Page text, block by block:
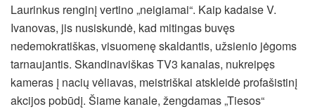
Laurinkus renginį vertino „neigiamai“. Kaip kadaise V.
Ivanovas, jis nusiskundė, kad mitingas buvęs
nedemokratiškas, visuomenę skaldantis, užsienio jėgoms
tarnaujantis. Skandinaviškas TV3 kanalas, nukreipęs
kameras į nacių vėliavas, meistriškai atskleidė profašistinį
akcijos pobūdį. Šiame kanale, žengdamas „Tiesos“